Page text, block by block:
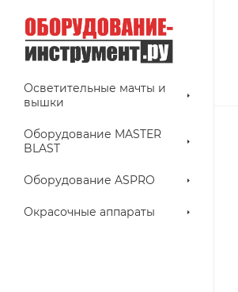
Осветительные мачты и
вышки
Оборудование MASTER
BLAST
Оборудование ASPRO
Окрасочные аппараты